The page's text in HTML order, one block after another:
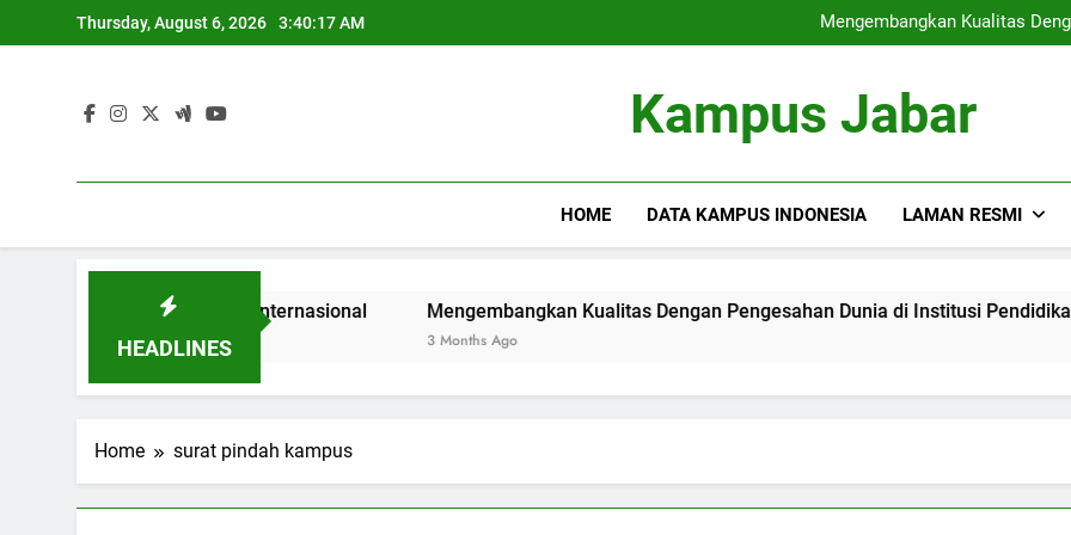
to
Thursday, August 6, 2026 3:40:18 AM
Mengembangkan Kualitas
Blended
Mengembangkan Kualitas
Blended
Kampus Jabar
HOME DATA KAMPUS INDONESIA LAMAN RESMI
HEADLINES
di Era Internasional Mengembangkan Kualitas Dengan Pengesahan Dunia di Institusi Pendidikan
Home surat pindah kampus